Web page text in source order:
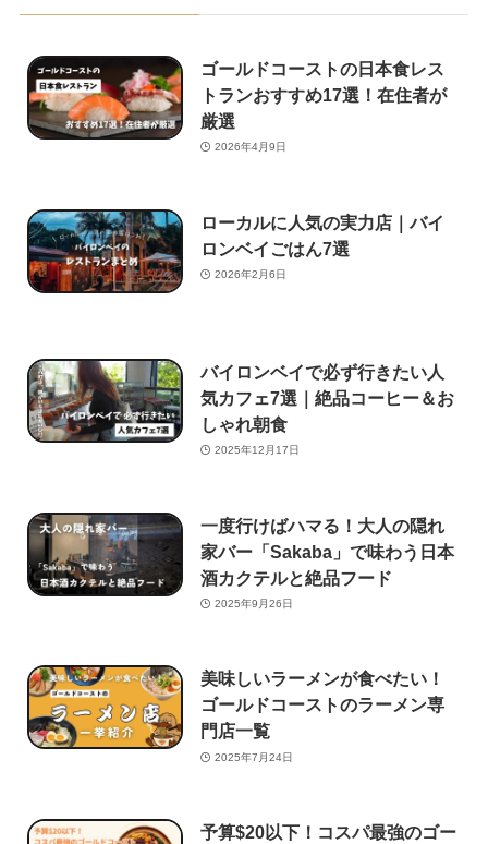
ゴールドコーストの日本食レス
トランおすすめ17選！在住者が
厳選
2026年4月9日
ローカルに人気の実力店｜バイ
ロンベイごはん7選
2026年2月6日
バイロンベイで必ず行きたい人
気カフェ7選｜絶品コーヒー＆お
しゃれ朝食
2025年12月17日
一度行けばハマる！大人の隠れ
家バー「Sakaba」で味わう日本
酒カクテルと絶品フード
2025年9月26日
美味しいラーメンが食べたい！
ゴールドコーストのラーメン専
門店一覧
2025年7月24日
予算$20以下！コスパ最強のゴー